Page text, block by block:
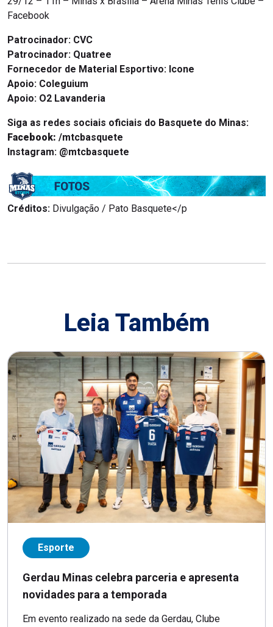
Facebook
Patrocinador: CVC
Patrocinador: Quatree
Fornecedor de Material Esportivo: Icone
Apoio: Coleguium
Apoio: O2 Lavanderia
Siga as redes sociais oficiais do Basquete do Minas:
Facebook: /mtcbasquete
Instagram: @mtcbasquete
Créditos: Divulgação / Pato Basquete</p
Leia Também
Esporte
Gerdau Minas celebra parceria e apresenta
novidades para a temporada
Em evento realizado na sede da Gerdau, Clube